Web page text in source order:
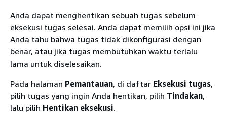
Anda dapat menghentikan sebuah tugas sebelum
eksekusi tugas selesai. Anda dapat memilih opsi ini jika
Anda tahu bahwa tugas tidak dikonfigurasi dengan
benar, atau jika tugas membutuhkan waktu terlalu
lama untuk diselesaikan.
Pada halaman Pemantauan, di daftar Eksekusi tugas,
pilih tugas yang ingin Anda hentikan, pilih Tindakan,
lalu pilih Hentikan eksekusi.